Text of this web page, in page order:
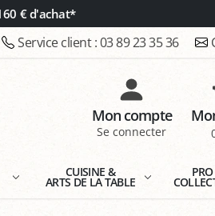
€ d'achat*
Service client :03 89 23 35 36
Mon compte
Se connecter
CUISINE &
ARTS DE LA TABLE